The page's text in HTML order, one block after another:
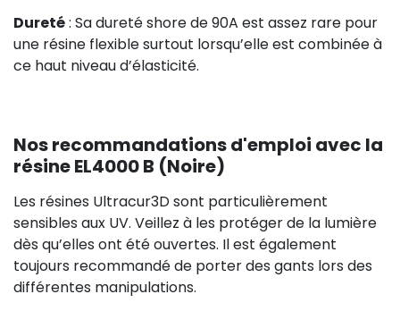
Dureté: Sa dureté shore de 90A est assez rare pour
une résine flexible surtout lorsqu’elle est combinée à
ce haut niveau d’élasticité.
Nos recommandations d'emploi avec la
résine EL4000 B (Noire)
Les résines Ultracur3D sont particulièrement
sensibles aux UV. Veillez à les protéger de la lumière
dès qu’elles ont été ouvertes. Il est également
toujours recommandé de porter des gants lors des
différentes manipulations.